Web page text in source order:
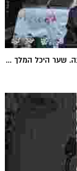
שער היכל המלך ...